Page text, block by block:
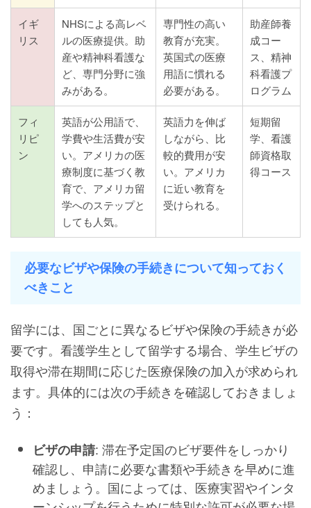
イギ
リス
NHSによる高レベ
ルの医療提供。助
産や精神科看護な
ど、専門分野に強
みがある。
専門性の高い
教育が充実。
英国式の医療
用語に慣れる
必要がある。
助産師養
成コー
ス、精神
科看護プ
ログラム
フィ
リピ
ン
英語が公用語で、
学費や生活費が安
い。アメリカの医
療制度に基づく教
育で、アメリカ留
学へのステップと
しても人気。
英語力を伸ば
しながら、比
較的費用が安
い。アメリカ
に近い教育を
受けられる。
短期留
学、看護
師資格取
得コース
必要なビザや保険の手続きについて知っておく
べきこと
留学には、国ごとに異なるビザや保険の手続きが必
要です。看護学生として留学する場合、学生ビザの
取得や滞在期間に応じた医療保険の加入が求められ
ます。具体的には次の手続きを確認しておきましょ
う：
ビザの申請: 滞在予定国のビザ要件をしっかり
確認し、申請に必要な書類や手続きを早めに進
めましょう。国によっては、医療実習やインタ